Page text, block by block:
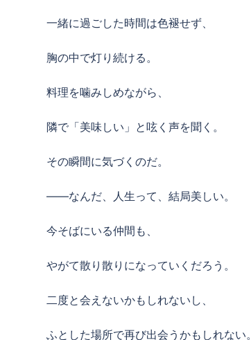
一緒に過ごした時間は色褪せず、
胸の中で灯り続ける。
料理を噛みしめながら、
隣で「美味しい」と呟く声を聞く。
その瞬間に気づくのだ。
――なんだ、人生って、結局美しい。
今そばにいる仲間も、
やがて散り散りになっていくだろう。
二度と会えないかもしれないし、
ふとした場所で再び出会うかもしれない。